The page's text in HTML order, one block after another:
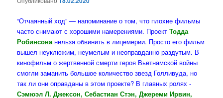
“Отчаянный ход” — напоминание о том, что плохие фильмы
часто снимают с хорошими намерениями. ПроектТодда
Робинсонанельзя обвинить в лицемерии. Просто его фильм
вышел неуклюжим, неумелым и неоправданно раздутым. В
кинофильм о жертвенной смерти героя Вьетнамской войны
смогли заманить большое количество звезд Голливуда, но
так ли они оправданы в этом проекте? В главных ролях -
Сэмюэл Л. Джексон, Себастиан Стэн, Джереми Ирвин,